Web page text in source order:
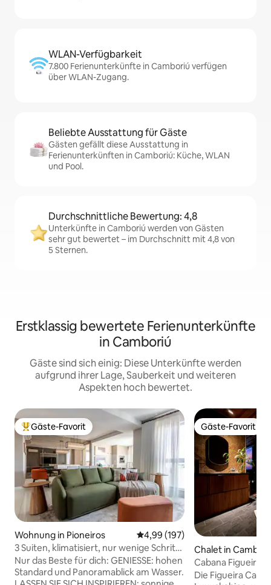
WLAN-Verfügbarkeit
7.800 Ferienunterkünfte in Camboriú verfügen
über WLAN-Zugang.
Beliebte Ausstattung für Gäste
Gästen gefällt diese Ausstattung in
Ferienunterkünften in Camboriú: Küche, WLAN
und Pool.
Durchschnittliche Bewertung: 4,8
Unterkünfte in Camboriú werden von Gästen
sehr gut bewertet – im Durchschnitt mit 4,8 von
5 Sternen.
Erstklassig bewertete Ferienunterkünfte
in Camboriú
Gäste sind sich einig: Diese Unterkünfte werden
aufgrund ihrer Lage, Sauberkeit und weiteren
Aspekten hoch bewertet.
Beliebter Gäste-Favorit.
Gäste-Favorit
Wohnung in Pioneiros Durchschnittliche Bewertung:
4,99 (197)
3 Suiten, klimatisiert, nur wenige Schritte
vom Strand/Riesenrad entfernt
Nur das Beste für dich: GENIESSE: hohen
Standard und Panoramablick am Wasser.
Gäste-Favorit
Gäste-Favorit
Chalet in
Cabana Figueira
Die Figueira